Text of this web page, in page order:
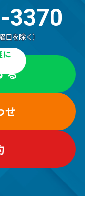
3370
日を除く）
に
る
せ